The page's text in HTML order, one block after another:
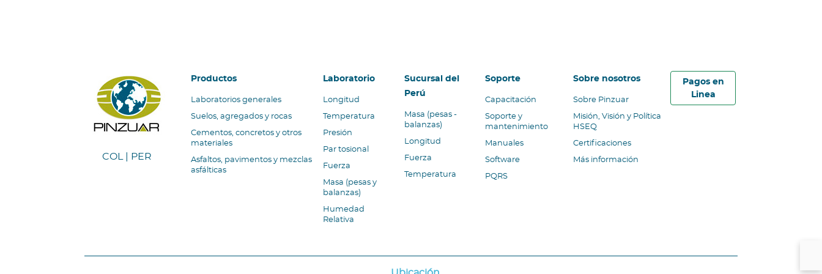
COL | PER
Navegación principal
Productos
Laboratorios generales
Suelos, agregados y rocas
Cementos, concretos y otros
materiales
Asfaltos, pavimentos y mezclas
asfálticas
Laboratorio
Longitud
Temperatura
Presión
Par tosional
Fuerza
Masa (pesas y
balanzas)
Humedad
Relativa
Sucursal del
Perú
Masa (pesas -
balanzas)
Longitud
Fuerza
Temperatura
Soporte
Capacitación
Soporte y
mantenimiento
Manuales
Software
PQRS
Sobre nosotros
Sobre Pinzuar
Misión, Visión y Política
HSEQ
Certificaciones
Más información
Pagos en
Linea